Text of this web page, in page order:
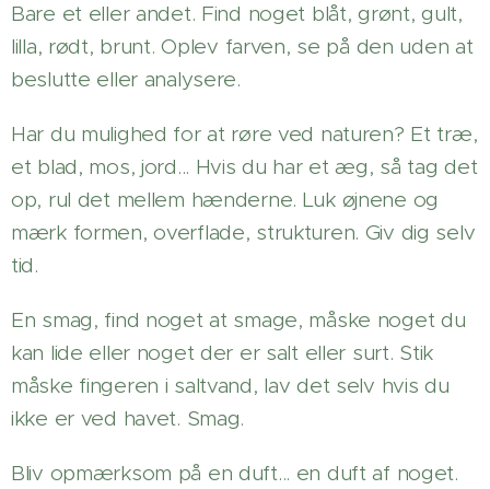
Bare et eller andet. Find noget blåt, grønt, gult,
lilla, rødt, brunt. Oplev farven, se på den uden at
beslutte eller analysere.
Har du mulighed for at røre ved naturen? Et træ,
et blad, mos, jord... Hvis du har et æg, så tag det
op, rul det mellem hænderne. Luk øjnene og
mærk formen, overflade, strukturen. Giv dig selv
tid.
En smag, find noget at smage, måske noget du
kan lide eller noget der er salt eller surt. Stik
måske fingeren i saltvand, lav det selv hvis du
ikke er ved havet. Smag.
Bliv opmærksom på en duft... en duft af noget.